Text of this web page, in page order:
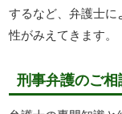
するなど、弁護士
性がみえてきます。
刑事弁護のご